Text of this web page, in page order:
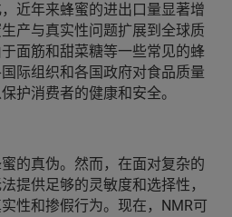
近年来蜂蜜的进出口量显著增
产与真实性问题扩展到全球质
面筋和甜菜糖等一些常见的蜂
际组织和各国政府对食品质量
护消费者的健康和安全。
的真伪。然而，在面对复杂的
提供足够的灵敏度和选择性，
性和掺假行为。现在，NMR可